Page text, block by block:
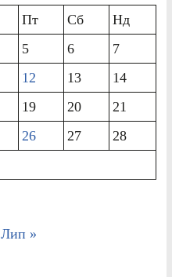
Пт Сб
Нд
5 6
7
12 13
14
19 20
21
26 27
28
Лип »